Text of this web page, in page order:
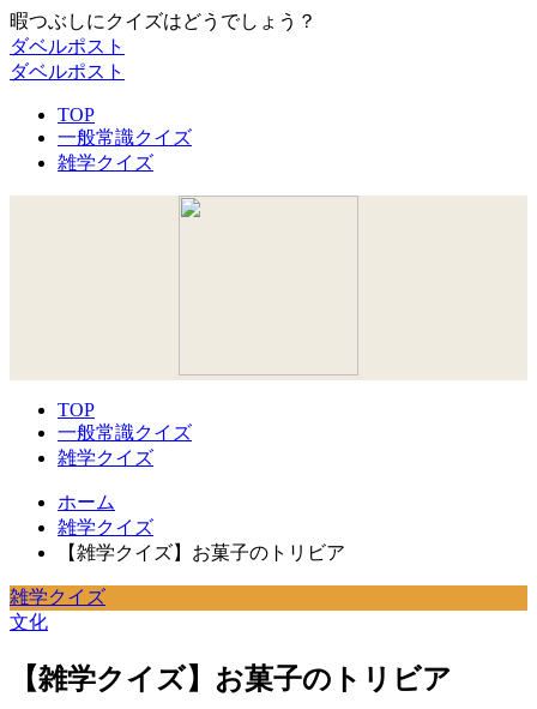
暇つぶしにクイズはどうでしょう？
ダベルポスト
ダベルポスト
TOP
一般常識クイズ
雑学クイズ
TOP
一般常識クイズ
雑学クイズ
ホーム
雑学クイズ
【雑学クイズ】お菓子のトリビア
雑学クイズ
文化
【雑学クイズ】お菓子のトリビア